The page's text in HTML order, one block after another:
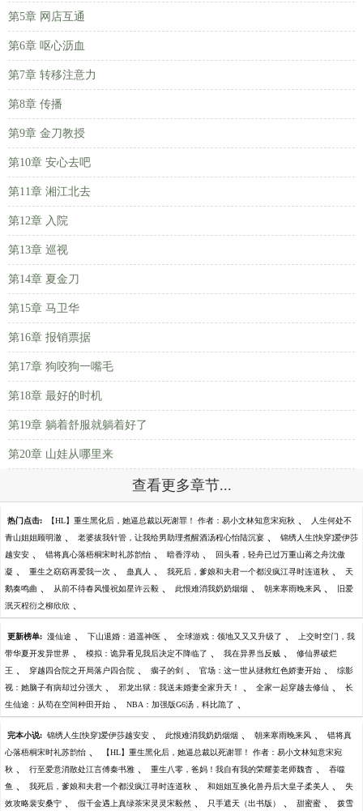
第5章 网店互通
第6章 呕心沥血
第7章 转移注意力
第8章 传播
第9章 金刀教授
第10章 安心去吧
第11章 湘江北去
第12章 入院
第13章 巡视
第14章 夏金刀
第15章 马卫华
第16章 报销票据
第17章 狗咬狗一嘴毛
第18章 最好的时机
第19章 躺着舒服就躺着好了
第20章 山娃从哪里来
查看更多章节...
热门点击: 【HL】重生黑化后，她逼总裁以死谢罪！ 作者：易小文林知意宋宛秋 、 人生何处不
青山姐姐顾明澈 、 老婆拔我针管，让我给男助理煮醒酒汤程心怡陆沉宴 、 锦绣人生[快穿]爱伊莎
越安安 、 错将真心落梧桐宋时礼苏韵怡 、 暗香浮动 、 回头看，轻舟已过万重山蒋之舟沈傲
凝 、 重生之窈窈再爱我一次 、 蛊真人 、 我死后，爹娘和夫君一个都没疯江寻时连道秋 、 天
鹅奏鸣曲 、 从前不待春风慢祝如星许云毅 、 此恨难消我奶奶烟烟 、 朝来寒雨晚来风 、 旧爱
泯灭程衍之柳欣欣 、
更新榜单: 漫仙途 、 下山退婚：逍遥神医 、 全球游戏：领地又又又升级了 、 上交时空门，我
带华夏开发异世界 、 模拟：诡异看见我后决定不降临了 、 我在异界当反贼 、 修仙界破烂
王 、 穿越四合院之开局落户四合院 、 瘸子的剑 、 官场：这一世从拯救红色娇妻开始 、 综影
视：她脑子有病却过分强大 、 邪龙出狱：我送未婚妻全家升天！ 、 全家一起穿越去修仙 、 长
生仙途：从苟在空间种田开始 、 NBA：加强版G6汤，科比跪了 、
完本小说: 锦绣人生[快穿]爱伊莎越安安 、 此恨难消我奶奶烟烟 、 朝来寒雨晚来风 、 错将真
心落梧桐宋时礼苏韵怡 、 【HL】重生黑化后，她逼总裁以死谢罪！ 作者：易小文林知意宋宛
秋 、 行至爱意消散处江言傅秦书雅 、 重生八零，爸妈！我自有我的荣耀姜老师魏杳 、 吞噬
鱼 、 我死后，爹娘和夫君一个都没疯江寻时连道秋 、 和姐姐互换化兽丹后大皇子柔美人 、 失
效攻略裴安桑宁 、 假千金遇上真绿茶宋灵灵宋毅然 、 只手遮天（出书版） 、 甜蜜蜜 、 拨雪